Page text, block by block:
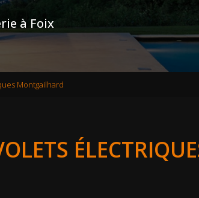
à Foix
Montgailhard